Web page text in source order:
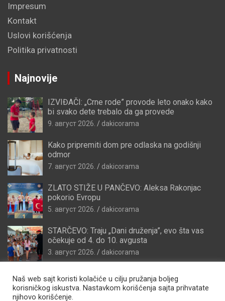
Impresum
Kontakt
Uslovi korišćenja
Politika privatnosti
Najnovije
IZVIĐAČI: „Crne rode” provode leto onako kako
bi svako dete trebalo da ga provede
9. август 2026. dakicorama
Kako pripremiti dom pre odlaska na godišnji
odmor
7. август 2026. dakicorama
ZLATO STIŽE U PANČEVO: Aleksa Rakonjac
pokorio Evropu
5. август 2026. dakicorama
STARČEVO: Traju „Dani druženja”, evo šta vas
očekuje od 4. do 10. avgusta
3. август 2026. dakicorama
Naš web sajt koristi kolačiće u cilju pružanja boljeg
korisničkog iskustva. Nastavkom korišćenja sajta prihvatate
njihovo korišćenje.